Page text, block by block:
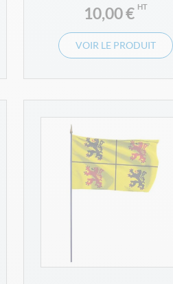
10,00 €
VOIR LE PRODUIT